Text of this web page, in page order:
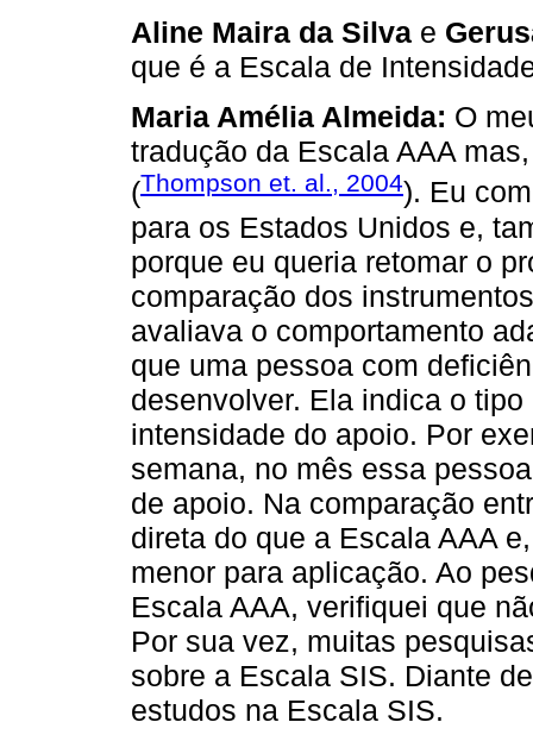
Aline Maira da Silva e
que é a Escala de
Maria Amélia Almeida: O
tradução da Escala AAA
(Thompson et. al., 2004). Eu
para os Estados Unidos e,
porque eu queria retomar o
comparação dos
avaliava o comportamento
que uma pessoa com
desenvolver. Ela indica o
intensidade do apoio. Por
semana, no mês essa
de apoio. Na comparação
direta do que a Escala AAA
menor para aplicação. Ao
Escala AAA, verifiquei que
Por sua vez, muitas
sobre a Escala SIS. Diante
estudos na Escala SIS.